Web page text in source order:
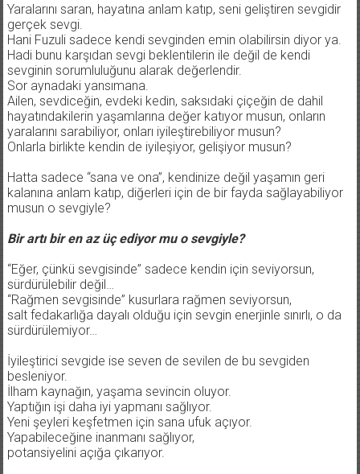
Yaralarını saran, hayatına anlam katıp, seni geliştiren sevgidir
gerçek sevgi.
Hani Fuzuli sadece kendi sevginden emin olabilirsin diyor ya.
Hadi bunu karşıdan sevgi beklentilerin ile değil de kendi
sevginin sorumluluğunu alarak değerlendir.
Sor aynadaki yansımana.
Ailen, sevdiceğin, evdeki kedin, saksıdaki çiçeğin de dahil
hayatındakilerin yaşamlarına değer katıyor musun, onların
yaralarını sarabiliyor, onları iyileştirebiliyor musun?
Onlarla birlikte kendin de iyileşiyor, gelişiyor musun?
Hatta sadece “sana ve ona”, kendinize değil yaşamın geri
kalanına anlam katıp, diğerleri için de bir fayda sağlayabiliyor
musun o sevgiyle?
Bir artı bir en az üç ediyor mu o sevgiyle?
“Eğer, çünkü sevgisinde” sadece kendin için seviyorsun,
sürdürülebilir değil…
“Rağmen sevgisinde” kusurlara rağmen seviyorsun,
salt fedakarlığa dayalı olduğu için sevgin enerjinle sınırlı, o da
sürdürülemiyor…
İyileştirici sevgide ise seven de sevilen de bu sevgiden
besleniyor.
İlham kaynağın, yaşama sevincin oluyor.
Yaptığın işi daha iyi yapmanı sağlıyor.
Yeni şeyleri keşfetmen için sana ufuk açıyor.
Yapabileceğine inanmanı sağlıyor,
potansiyelini açığa çıkarıyor.